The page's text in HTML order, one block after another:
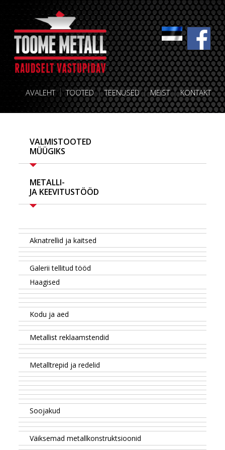
AVALEHT TOOTED TEENUSED MEIST KONTAKT
VALMISTOOTED
MÜÜGIKS
METALLI-
JA KEEVITUSTÖÖD
Aknatrellid ja kaitsed
Galerii tellitud tööd
Haagised
Kodu ja aed
Metallist reklaamstendid
Metalltrepid ja redelid
Soojakud
Väiksemad metallkonstruktsioonid